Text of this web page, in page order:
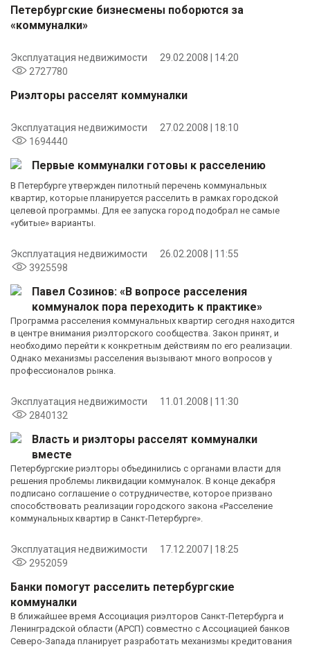
Петербургские бизнесмены поборются за
«коммуналки»
Эксплуатация недвижимости
29.02.2008 | 14:20
2727780
Риэлторы расселят коммуналки
Эксплуатация недвижимости
27.02.2008 | 18:10
1694440
Первые коммуналки готовы к расселению
В Петербурге утвержден пилотный перечень коммунальных
квартир, которые планируется расселить в рамках городской
целевой программы. Для ее запуска город подобрал не самые
«убитые» варианты.
Эксплуатация недвижимости
26.02.2008 | 11:55
3925598
Павел Созинов: «В вопросе расселения
коммуналок пора переходить к практике»
Программа расселения коммунальных квартир сегодня находится
в центре внимания риэлторского сообщества. Закон принят, и
необходимо перейти к конкретным действиям по его реализации.
Однако механизмы расселения вызывают много вопросов у
профессионалов рынка.
Эксплуатация недвижимости
11.01.2008 | 11:30
2840132
Власть и риэлторы расселят коммуналки
вместе
Петербургские риэлторы объединились с органами власти для
решения проблемы ликвидации коммуналок. В конце декабря
подписано соглашение о сотрудничестве, которое призвано
способствовать реализации городского закона «Расселение
коммунальных квартир в Санкт-Петербурге».
Эксплуатация недвижимости
17.12.2007 | 18:25
2952059
Банки помогут расселить петербургские
коммуналки
В ближайшее время Ассоциация риэлторов Санкт-Петербурга и
Ленинградской области (АРСП) совместно с Ассоциацией банков
Северо-Запада планирует разработать механизмы кредитования